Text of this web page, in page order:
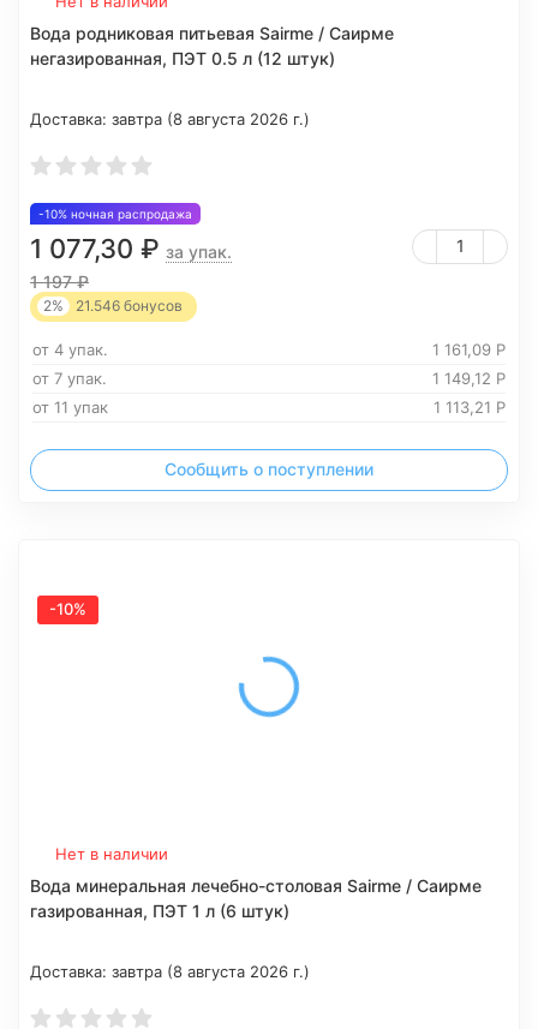
Вода родниковая питьевая Sairme / Саирме
негазированная, ПЭТ 0.5 л (12 штук)
Доставка: завтра (8 августа 2026 г.)
-10% ночная распродажа
1 077,30 ₽ за упак.
1 197₽
2% 21.546 бонусов
от 4 упак. 1 161,09 Р
от 7 упак.
1 149,12 Р
от 11 упак
1 113,21 Р
Сообщить о поступлении
-10%
Нет в наличии
Вода минеральная лечебно-столовая Sairme / Саирме
газированная, ПЭТ 1 л (6 штук)
Доставка: завтра (8 августа 2026 г.)